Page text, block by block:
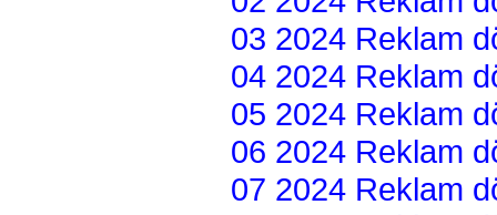
03 2024 Reklam
04 2024 Reklam
05 2024 Reklam
06 2024 Reklam
07 2024 Reklam